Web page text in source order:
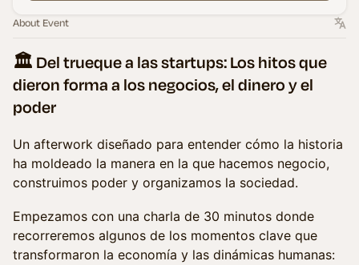
About Event
🏛️ Del trueque a las startups: Los hitos que
dieron forma a los negocios, el dinero y el
poder
Un afterwork diseñado para entender cómo la historia
ha moldeado la manera en la que hacemos negocio,
construimos poder y organizamos la sociedad.
Empezamos con una charla de 30 minutos donde
recorreremos algunos de los momentos clave que
transformaron la economía y las dinámicas humanas: